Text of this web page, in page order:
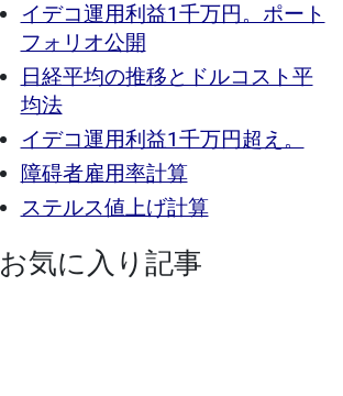
イデコ運用利益1千万円。ポート
フォリオ公開
日経平均の推移とドルコスト平
均法
イデコ運用利益1千万円超え。
障碍者雇用率計算
ステルス値上げ計算
お気に入り記事